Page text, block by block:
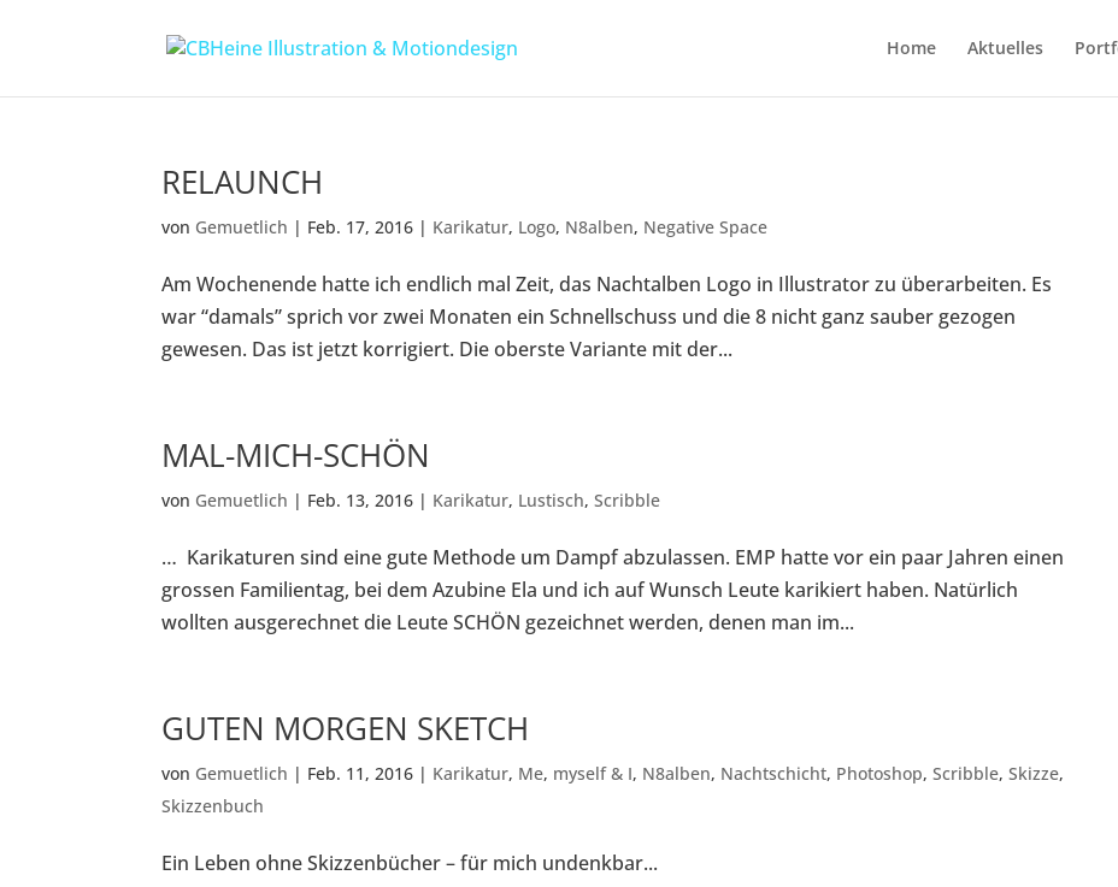
Home Aktuelles
RELAUNCH
von Gemuetlich | Feb. 17, 2016 | Karikatur, Logo, N8alben, Negative Space
Am Wochenende hatte ich endlich mal Zeit, das Nachtalben Logo in Illustrator zu überarbeiten. Es
war “damals” sprich vor zwei Monaten ein Schnellschuss und die 8 nicht ganz sauber gezogen
gewesen. Das ist jetzt korrigiert. Die oberste Variante mit der...
MAL-MICH-SCHÖN
von Gemuetlich | Feb. 13, 2016 | Karikatur, Lustisch,Scribble
… Karikaturen sind eine gute Methode um Dampf abzulassen. EMP hatte vor ein paar Jahren einen
grossen Familientag, bei dem Azubine Ela und ich auf Wunsch Leute karikiert haben. Natürlich
wollten ausgerechnet die Leute SCHÖN gezeichnet werden, denen man im...
GUTEN MORGEN SKETCH
von Gemuetlich | Feb. 11, 2016 | Karikatur, Me, myself & I, N8alben, Nachtschicht, Photoshop,Scribble,Skizze,
Skizzenbuch
Ein Leben ohne Skizzenbücher – für mich undenkbar...